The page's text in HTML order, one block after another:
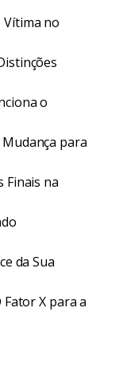
Vítima no
o
para
Finais na
da Sua
Fator X para a